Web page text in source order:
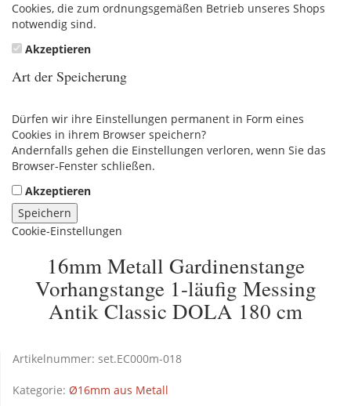
Cookies, die zum ordnungsgemäßen Betrieb unseres Shops
notwendig sind.
Akzeptieren
Art der Speicherung
Dürfen wir ihre Einstellungen permanent in Form eines
Cookies in ihrem Browser speichern?
Andernfalls gehen die Einstellungen verloren, wenn Sie das
Browser-Fenster schließen.
Akzeptieren
Speichern
Cookie-Einstellungen
16mm Metall Gardinenstange
Vorhangstange 1-läufig Messing
Antik Classic DOLA 180 cm
Artikelnummer: set.EC000m-018
Kategorie: Ø16mm aus Metall